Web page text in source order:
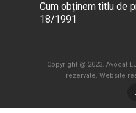
Cum obținem titlu de
18/1991
Copyright @ 2023. Avocat
rezervate. Website